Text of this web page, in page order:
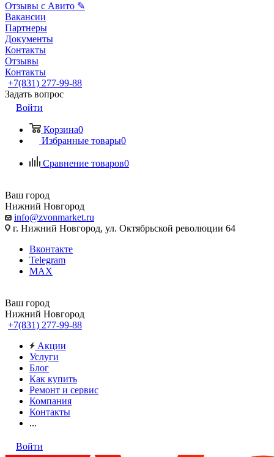
Отзывы с Авито ✎
Вакансии
Партнеры
Документы
Контакты
Отзывы
Контакты
+7(831) 277-99-88
Задать вопрос
Войти
Корзина0
Избранные товары0
Сравнение товаров0
Ваш город
Нижний Новгород
info@zvonmarket.ru
г. Нижний Новгород, ул. Октябрьской революции 64
Вконтакте
Telegram
MAX
Ваш город
Нижний Новгород
+7(831) 277-99-88
Акции
Услуги
Блог
Как купить
Ремонт и сервис
Компания
Контакты
...
Войти